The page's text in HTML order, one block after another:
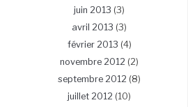
juin 2013 (3)
avril 2013 (3)
février 2013 (4)
novembre 2012 (2)
septembre 2012 (8)
juillet 2012 (10)